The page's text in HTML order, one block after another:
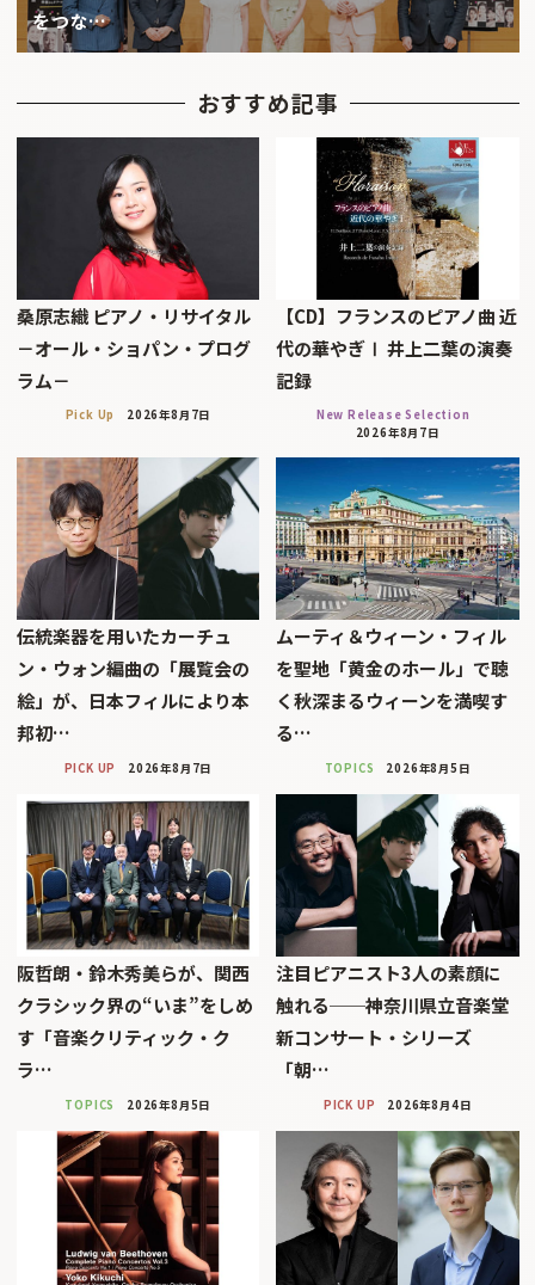
をつな…
おすすめ記事
桑原志織 ピアノ・リサイタル
－オール・ショパン・プログ
ラム－
Pick Up 2026年8月7日
【CD】フランスのピアノ曲 近
代の華やぎⅠ 井上二葉の演奏
記録
New Release Selection
2026年8月7日
伝統楽器を用いたカーチュ
ン・ウォン編曲の「展覧会の
絵」が、日本フィルにより本
邦初…
PICK UP 2026年8月7日
ムーティ＆ウィーン・フィル
を聖地「黄金のホール」で聴
く秋深まるウィーンを満喫す
る…
TOPICS 2026年8月5日
阪哲朗・鈴木秀美らが、関西
クラシック界の“いま”をしめ
す「音楽クリティック・ク
ラ…
TOPICS 2026年8月5日
注目ピアニスト3人の素顔に
触れる──神奈川県立音楽堂
新コンサート・シリーズ
「朝…
PICK UP 2026年8月4日